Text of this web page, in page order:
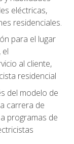
eléctricas,
residenciales.
para el lugar
el
al cliente,
residencial
del modelo de
carrera de
programas de